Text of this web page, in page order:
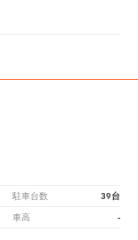
駐車台数 39台
車高 -